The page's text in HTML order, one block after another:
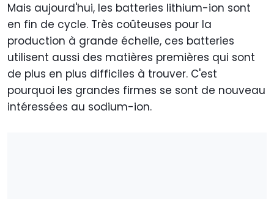
Mais aujourd'hui, les batteries lithium-ion sont
en fin de cycle. Très coûteuses pour la
production à grande échelle, ces batteries
utilisent aussi des matières premières qui sont
de plus en plus difficiles à trouver. C'est
pourquoi les grandes firmes se sont de nouveau
intéressées au sodium-ion.